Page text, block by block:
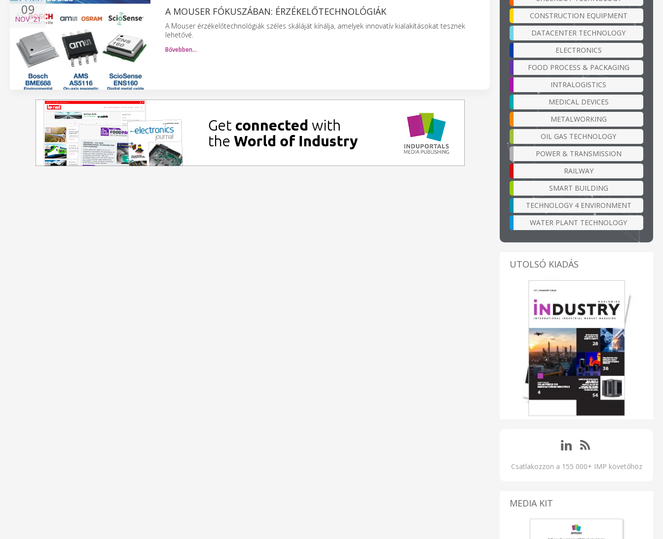
09
NOV'21
A MOUSER FÓKUSZÁBAN: ÉRZÉKELŐTECHNOLÓGIÁK
A Mouser érzékelőtechnológiák széles skáláját kínálja, amelyek innovatív kialakításokat tesznek
lehetővé.
Bővebben…
CONSTRUCTION EQUIPMENT
DATACENTER TECHNOLOGY
ELECTRONICS
FOOD PROCESS & PACKAGING
INTRALOGISTICS
MEDICAL DEVICES
METALWORKING
OIL GAS TECHNOLOGY
POWER & TRANSMISSION
RAILWAY
SMART BUILDING
TECHNOLOGY 4 ENVIRONMENT
WATER PLANT TECHNOLOGY
UTOLSÓ KIADÁS
Csatlakozzon a 155 000+ IMP követőhöz
MEDIA KIT